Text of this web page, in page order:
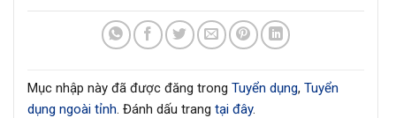
Mục nhập này đã được đăng trong Tuyển dụng, Tuyển
dụng ngoài tỉnh. Đánh dấu trang tại đây.